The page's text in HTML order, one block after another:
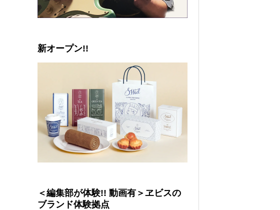
新オープン!!
＜編集部が体験!! 動画有＞ヱビスの
ブランド体験拠点